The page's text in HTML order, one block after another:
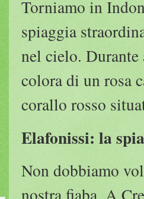
Torniamo in
spiaggia
nel cielo.
colora di un rosa
corallo rosso
Elafonissi: la
Non dobbiamo